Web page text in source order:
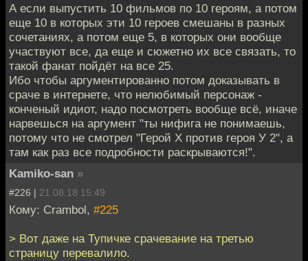
А если выпустить 10 фильмов по 10 героям, а потом
еще 10 в которых эти 10 героев смешаны в разных
сочетаниях, а потом еще 5, в которых они вообще
участвуют все, да еще и сюжетно их все связать, то
такой фанат пойдёт на все 25.
Ибо чтобы аргументированно потом доказывать в
сраче в интернете, что нелюбимый персонаж -
конченый идиот, надо посмотреть вообще всё, иначе
нарвешься на аргумент "ты нифига не понимаешь,
потому что не смотрел "Герой Х против героя У 2", а
там как раз все подробности раскрываются!".
Kamiko-san »
#226 | 21.08.18 15:49
Кому: Crambol, #225
> Вот даже на Тупичке срачевание на третью
страницу перевалило.